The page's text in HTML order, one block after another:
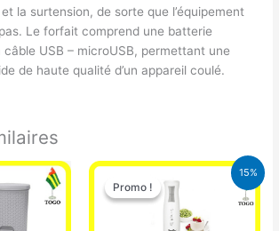
la surtension, de sorte que l’équipement
Le forfait comprend une batterie
câble USB – microUSB, permettant une
de haute qualité d’un appareil coulé.
15%
Promo !
Promo !
Le
prix
initial
était :
12.900 CFA.
Le